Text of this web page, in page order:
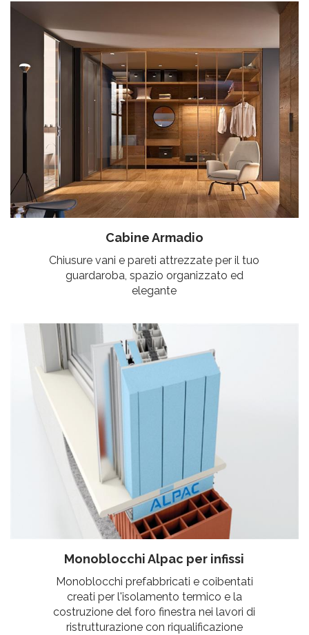
Cabine Armadio
Chiusure vani e pareti attrezzate per il tuo
guardaroba, spazio organizzato ed
elegante
Monoblocchi Alpac per infissi
Monoblocchi prefabbricati e coibentati
creati per l'isolamento termico e la
costruzione del foro finestra nei lavori di
ristrutturazione con riqualificazione